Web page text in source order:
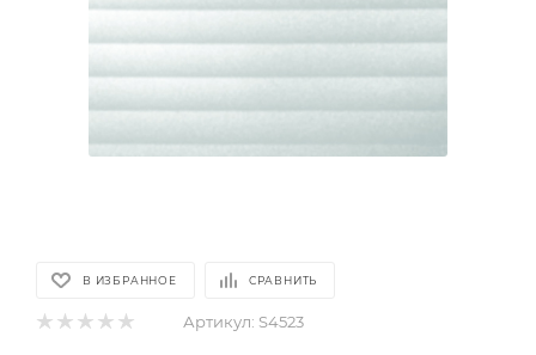
В ИЗБРАННОЕ СРАВНИТЬ
Артикул: S4523